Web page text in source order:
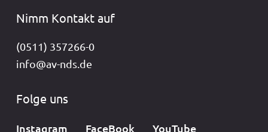
Nimm Kontakt auf
(0511) 357266-0
info@av-nds.de
Folge uns
Instagram FaceBook YouTube